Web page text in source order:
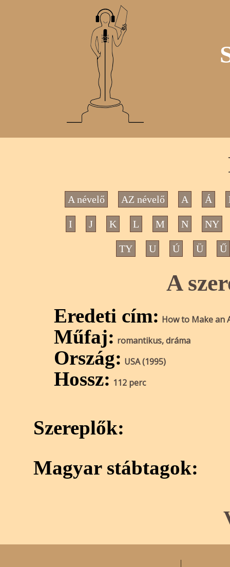
A névelő AZ névelő A Á
I J K L M N NY
TY U Ú Ü Ű
A
Eredeti cím: How to Make an
Műfaj: romantikus, dráma
Ország: USA (1995)
Hossz: 112 perc
Szereplők:
Magyar stábtagok: